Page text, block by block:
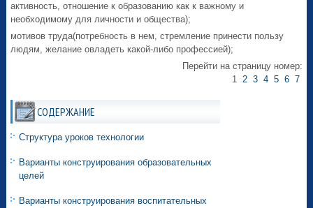
активность, отношение к образованию как к важному и
необходимому для личности и общества);
мотивов труда(потребность в нем, стремление принести пользу
людям, желание овладеть какой-либо профессией);
Перейти на страницу номер:
1 2 3 4 5 6 7
СОДЕРЖАНИЕ
Структура уроков технологии
Варианты конструирования образовательных
целей
Варианты конструирования воспитательных